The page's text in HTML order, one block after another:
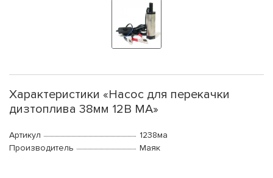
Характеристики «Насос для перекачки
дизтоплива 38мм 12В МА»
Артикул
1238ма
Производитель
Маяк